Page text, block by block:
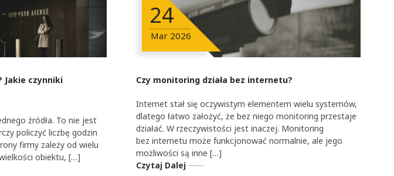
Jakie czynniki
źródła. To nie jest
policzyć liczbę godzin
firmy zależy od wielu
obiektu, […]
24
Mar 2026
Czy monitoring działa bez internetu?
Internet stał się oczywistym elementem wielu systemów,
dlatego łatwo założyć, że bez niego monitoring przestaje
działać. W rzeczywistości jest inaczej. Monitoring
bez internetu może funkcjonować normalnie, ale jego
możliwości są inne […]
Czytaj Dalej